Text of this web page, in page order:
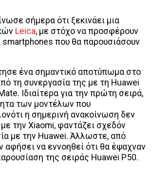
σήμερα ότι ξεκινάει μια
Leica, με στόχο να προσφέρουν
που θα παρουσιάσουν
ένα σημαντικό αποτύπωμα στο
τη συνεργασία της με τη Huawei
Ιδιαίτερα για την πρώτη σειρά,
των μοντέλων που
η σημερινή ανακοίνωση δεν
την Xiaomi, φαντάζει σχεδόν
με την Huawei. Άλλωστε, από
αφήσει να εννοηθεί ότι θα έψαχναν
της σειράς Huawei P50.